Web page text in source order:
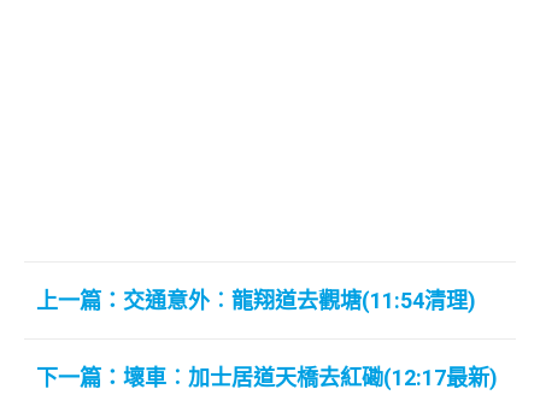
上一篇：交通意外︰龍翔道去觀塘(11:54清理)
下一篇：壞車︰加士居道天橋去紅磡(12:17最新)